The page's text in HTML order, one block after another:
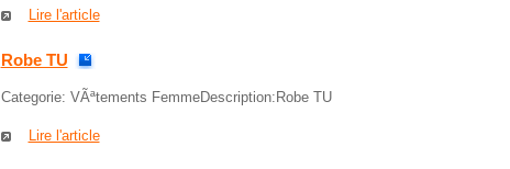
Lire l'article
Robe TU
Categorie: VÃªtements FemmeDescription:Robe TU
Lire l'article